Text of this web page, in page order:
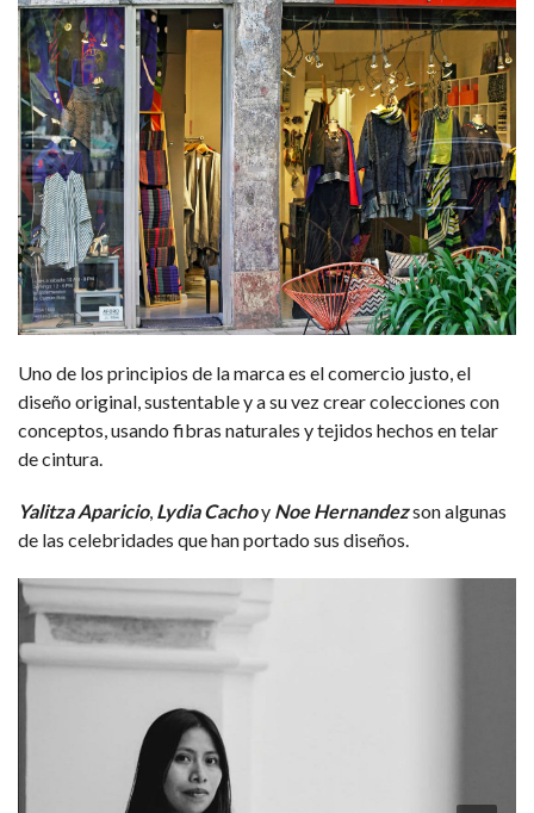
Uno de los principios de la marca es el comercio justo, el
diseño original, sustentable y a su vez crear colecciones con
conceptos, usando fibras naturales y tejidos hechos en telar
de cintura.
Yalitza Aparicio, Lydia Cachoy Noe Hernandezson algunas
de las celebridades que han portado sus diseños.